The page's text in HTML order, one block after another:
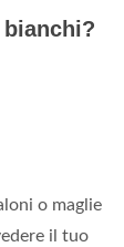
o maglie
il tuo